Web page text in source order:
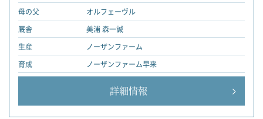
母の父
オルフェーヴル
厩舎
美浦 森一誠
生産
ノーザンファーム
育成
ノーザンファーム早来
詳細情報